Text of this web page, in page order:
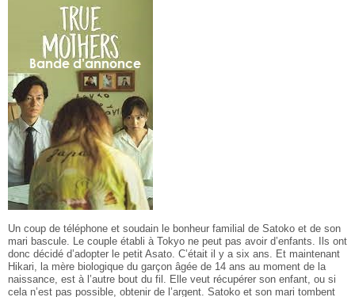
Un coup de téléphone et soudain le bonheur familial de Satoko et de son
mari bascule. Le couple établi à Tokyo ne peut pas avoir d’enfants. Ils ont
donc décidé d’adopter le petit Asato. C’était il y a six ans. Et maintenant
Hikari, la mère biologique du garçon âgée de 14 ans au moment de la
naissance, est à l’autre bout du fil. Elle veut récupérer son enfant, ou si
cela n’est pas possible, obtenir de l’argent. Satoko et son mari tombent